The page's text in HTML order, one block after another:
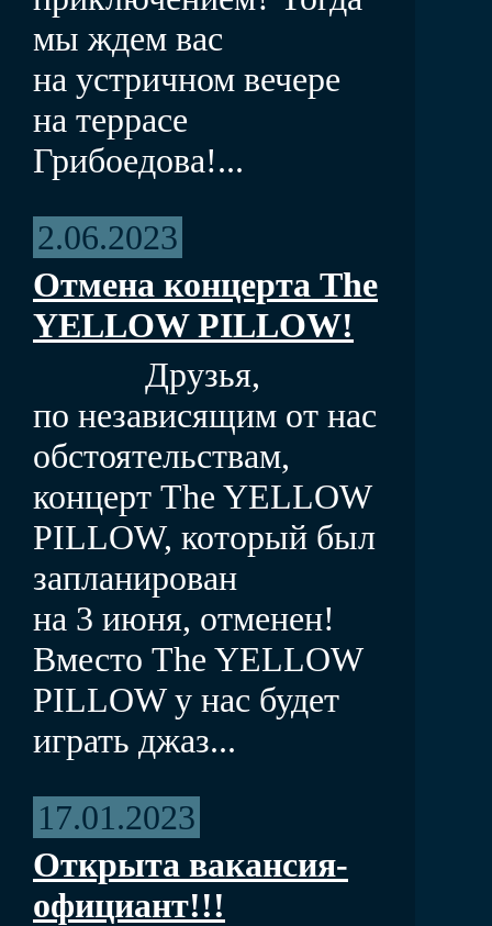
мы ждем вас
на устричном вечере
на террасе
Грибоедова!...
2.06.2023
Отмена концерта The
YELLOW PILLOW!
Друзья,
по независящим от нас
обстоятельствам,
концерт The YELLOW
PILLOW, который был
запланирован
на 3 июня, отменен!
Вместо The YELLOW
PILLOW у нас будет
играть джаз...
17.01.2023
Открыта вакансия-
официант!!!